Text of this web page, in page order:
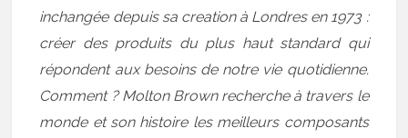
inchangée depuis sa creation à Londres en 1973 :
créer des produits du plus haut standard qui
répondent aux besoins de notre vie quotidienne.
Comment ? Molton Brown recherche à travers le
monde et son histoire les meilleurs composants